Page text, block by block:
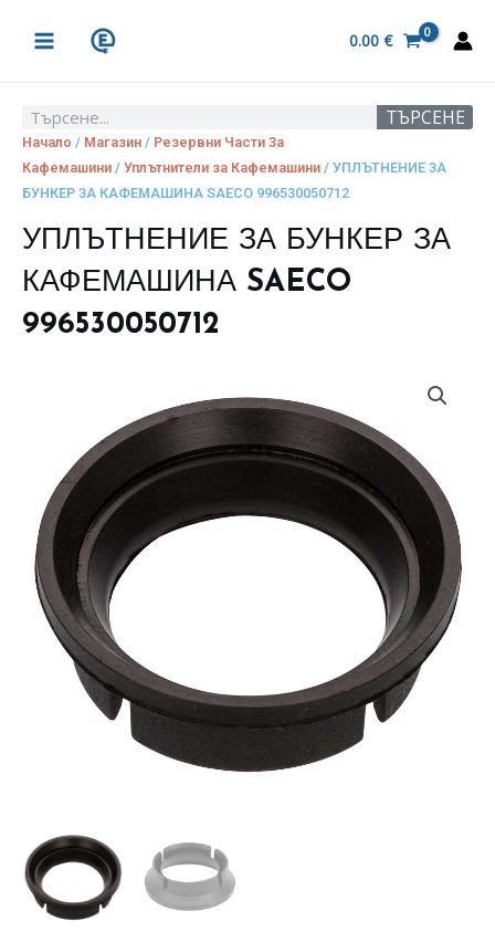
MENU
0.00 €
Search ТЪРСЕНЕ
Начало / Магазин / Резервни Части За
Кафемашини / Уплътнители за Кафемашини / УПЛЪТНЕНИЕ ЗА
БУНКЕР ЗА КАФЕМАШИНА SAECO 996530050712
УПЛЪТНЕНИЕ ЗА БУНКЕР ЗА
КАФЕМАШИНА SAECO
996530050712